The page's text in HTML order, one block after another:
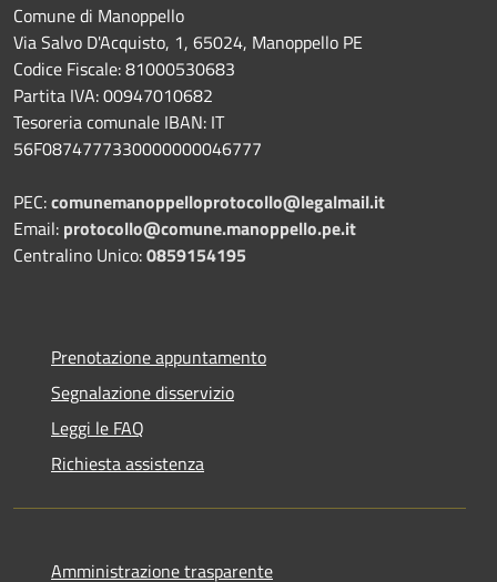
Comune di Manoppello
Via Salvo D'Acquisto, 1, 65024, Manoppello PE
Codice Fiscale: 81000530683
Partita IVA: 00947010682
Tesoreria comunale IBAN: IT
56F0874777330000000046777
PEC:comunemanoppelloprotocollo@legalmail.it
Email: protocollo@comune.manoppello.pe.it
Centralino Unico:0859154195
Prenotazione appuntamento
Segnalazione disservizio
Leggi le FAQ
Richiesta assistenza
Amministrazione trasparente